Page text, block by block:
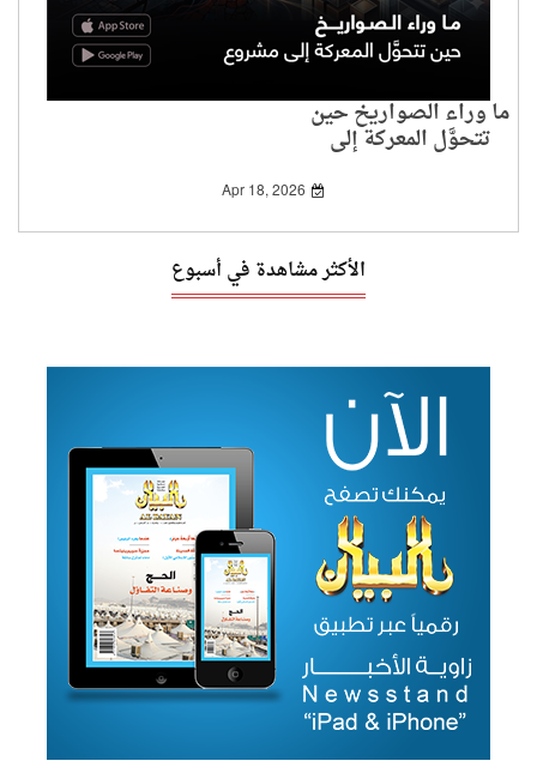
ما وراء الصواريخ حين
تتحوَّل المعركة إلى
مشروع
Apr 18, 2026
الأكثر مشاهدة في أسبوع